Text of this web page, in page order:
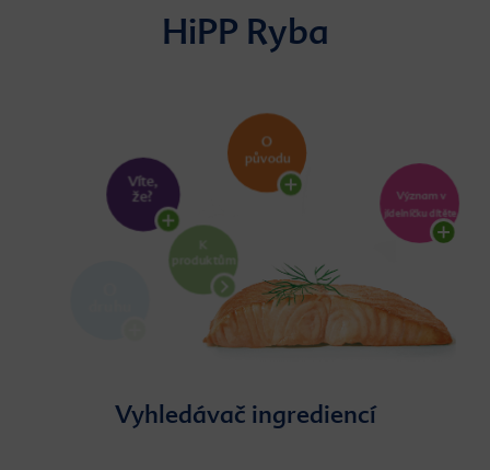
HiPP Ryba
Vyhledávač ingrediencí